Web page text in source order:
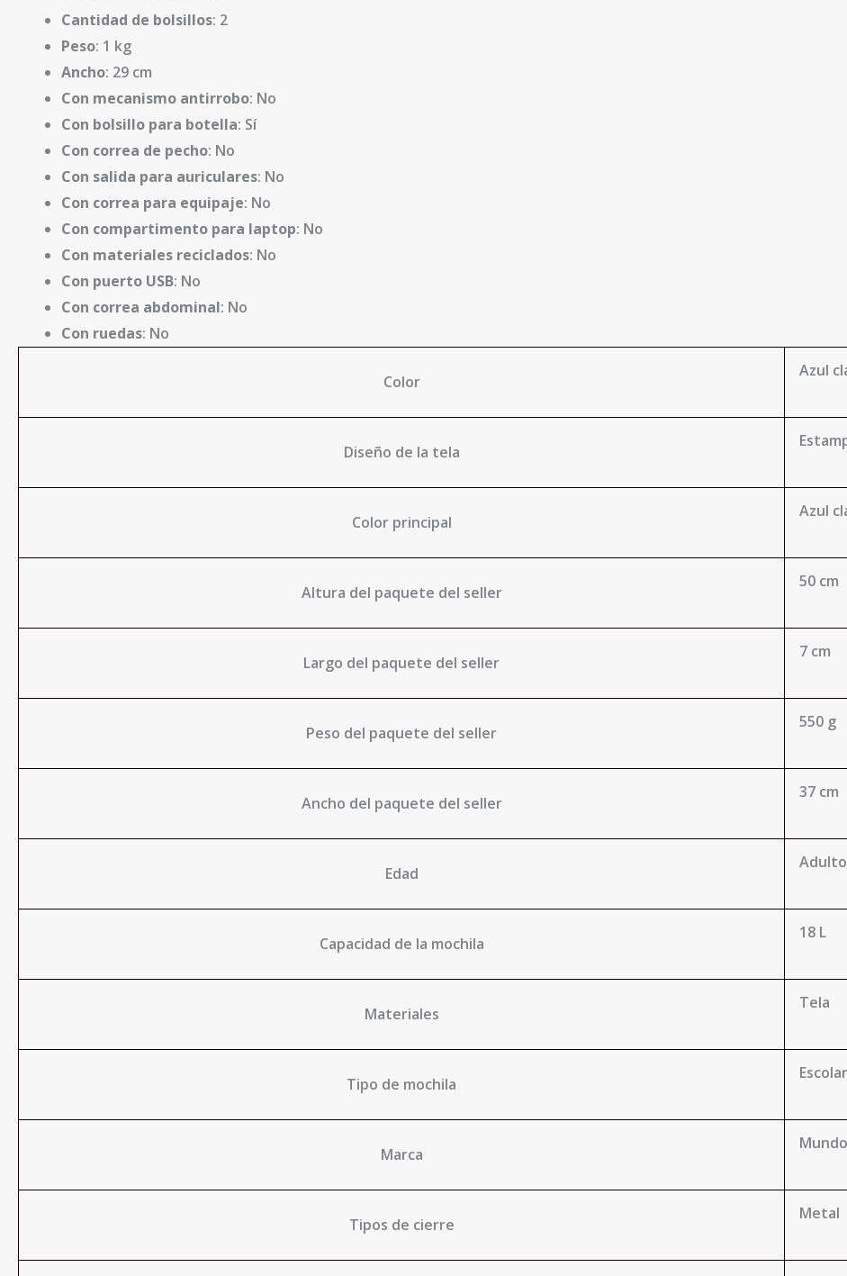
Cantidad de bolsillos: 2
Peso: 1 kg
Ancho: 29 cm
Con mecanismo antirrobo: No
Con bolsillo para botella: Sí
Con correa de pecho: No
Con salida para auriculares: No
Con correa para equipaje: No
Con compartimento para laptop: No
Con materiales reciclados: No
Con puerto USB: No
Con correa abdominal: No
Con ruedas: No
Color
Azul
Diseño de la tela
Color principal
Azul
Altura del paquete del seller
50 cm
Largo del paquete del seller
7 cm
Peso del paquete del seller
550 g
Ancho del paquete del seller
37 cm
Edad
Capacidad de la mochila
18 L
Materiales
Tela
Tipo de mochila
Escolar
Marca
Tipos de cierre
Metal